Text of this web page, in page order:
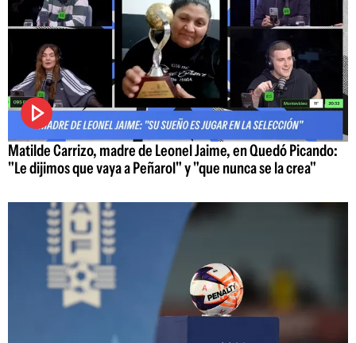
Matilde Carrizo, madre de Leonel Jaime, en Quedó Picando:
"Le dijimos que vaya a Peñarol" y "que nunca se la crea"